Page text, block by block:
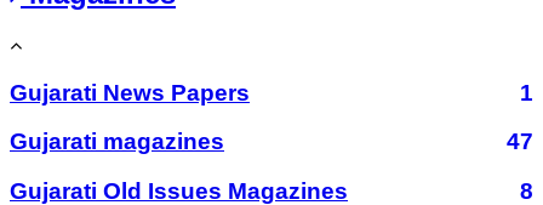
Gujarati News Papers
1
Gujarati magazines
47
Gujarati Old Issues Magazines
8